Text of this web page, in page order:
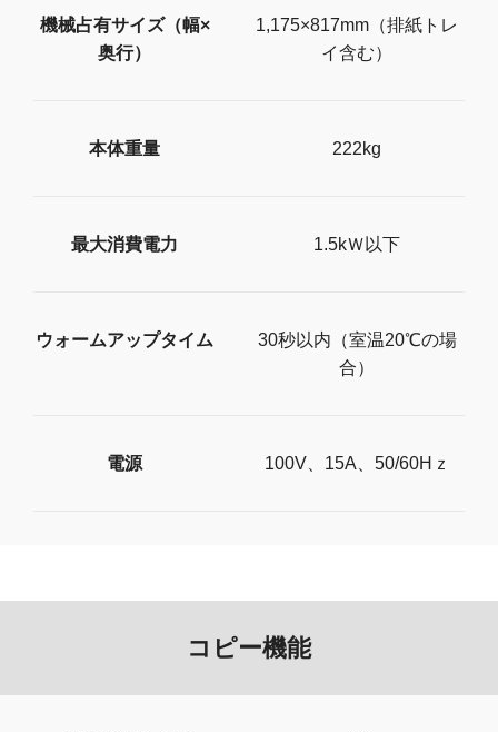
機械占有サイズ（幅×
奥行）
1,175×817mm（排紙トレ
イ含む）
本体重量 222kg
最大消費電力 1.5kＷ以下
ウォームアップタイム
30秒以内（室温20℃の場
合）
電源 100V、15A、50/60Hｚ
コピー機能